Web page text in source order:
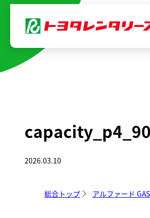
を
キ
2026.03.10
総合トップ アルファード